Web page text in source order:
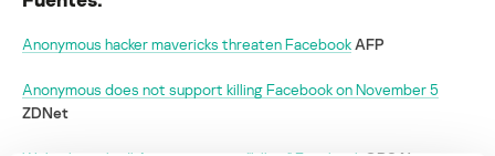
Anonymous hacker mavericks threaten Facebook AFP
Anonymous does not support killing Facebook on November 5
ZDNet